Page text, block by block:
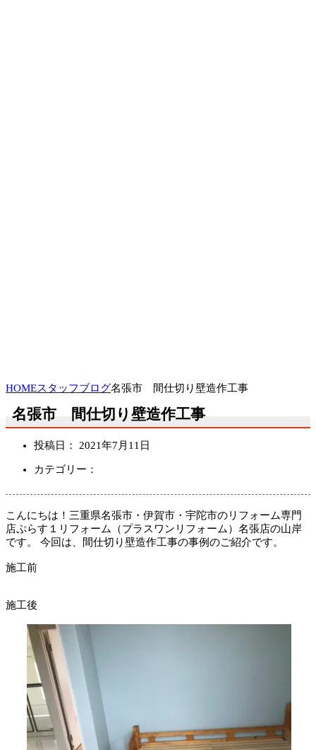
HOMEスタッフブログ名張市 間仕切り壁造作工事
名張市 間仕切り壁造作工事
投稿日： 2021年7月11日
カテゴリー：
こんにちは！三重県名張市・伊賀市・宇陀市のリフォーム専門
店ぷらす１リフォーム（プラスワンリフォーム）名張店の山岸
です。 今回は、間仕切り壁造作工事の事例のご紹介です。
施工前
施工後